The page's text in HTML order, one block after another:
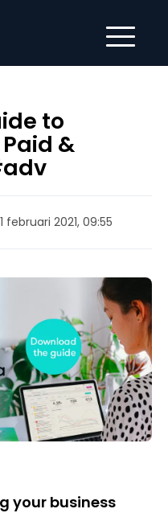
to
&
1 februari 2021, 09:55
your business